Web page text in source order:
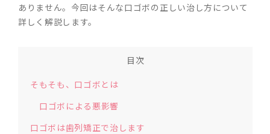
ありません。今回はそんな口ゴボの正しい治し方について
詳しく解説します。
目次
そもそも、口ゴボとは
口ゴボによる悪影響
口ゴボは歯列矯正で治します